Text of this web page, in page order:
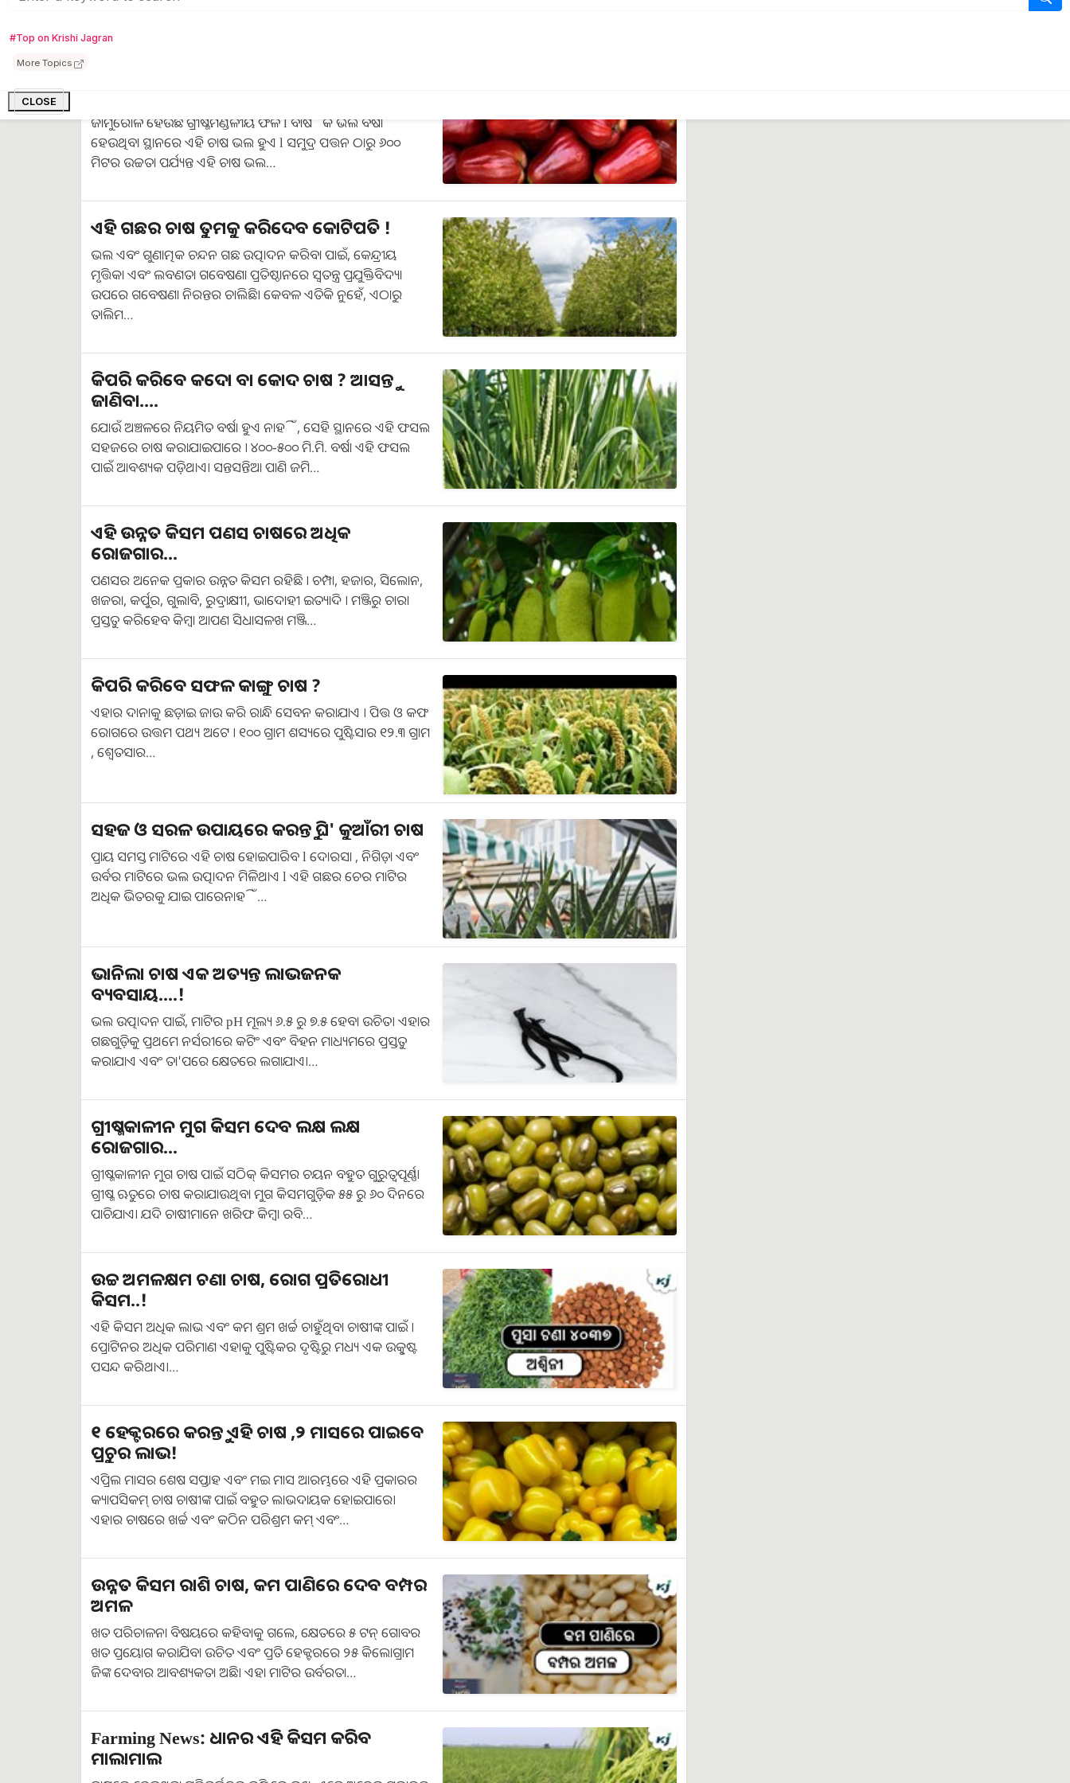
#Top on Krishi Jagran
More Topics
CLOSE
ଜାମୁରୋଳ ହେଉଛି ଗ୍ରୀଷ୍ମମଣ୍ଡଳୀୟ ଫଳ l ବାର୍ଷିକ ଭଲ ବର୍ଷା
ହେଉଥିବା ସ୍ଥାନରେ ଏହି ଚାଷ ଭଲ ହୁଏ l ସମୁଦ୍ର ପତ୍ତନ ଠାରୁ ୬୦୦
ମିଟର ଉଚ୍ଚତା ପର୍ଯ୍ୟନ୍ତ ଏହି ଚାଷ ଭଲ…
ଏହି ଗଛର ଚାଷ ତୁମକୁ କରିଦେବ କୋଟିପତି !
ଭଲ ଏବଂ ଗୁଣାତ୍ମକ ଚନ୍ଦନ ଗଛ ଉତ୍ପାଦନ କରିବା ପାଇଁ, କେନ୍ଦ୍ରୀୟ
ମୃତ୍ତିକା ଏବଂ ଲବଣତା ଗବେଷଣା ପ୍ରତିଷ୍ଠାନରେ ସ୍ୱତନ୍ତ୍ର ପ୍ରଯୁକ୍ତିବିଦ୍ୟା
ଉପରେ ଗବେଷଣା ନିରନ୍ତର ଚାଲିଛି। କେବଳ ଏତିକି ନୁହେଁ, ଏଠାରୁ
ତାଲିମ…
କିପରି କରିବେ କଦୋ ବା କୋଦ ଚାଷ ? ଆସନ୍ତୁ
ଜାଣିବା….
ଯୋଉଁ ଅଞ୍ଚଳରେ ନିୟମିତ ବର୍ଷା ହୁଏ ନାହିଁ, ସେହି ସ୍ଥାନରେ ଏହି ଫସଲ
ସହଜରେ ଚାଷ କରାଯାଇପାରେ । ୪୦୦-୫୦୦ ମି.ମି. ବର୍ଷା ଏହି ଫସଲ
ପାଇଁ ଆବଶ୍ୟକ ପଡ଼ିଥାଏ। ସନ୍ତସନ୍ତିଆ ପାଣି ଜମି…
ଏହି ଉନ୍ନତ କିସମ ପଣସ ଚାଷରେ ଅଧିକ
ରୋଜଗାର...
ପଣସର ଅନେକ ପ୍ରକାର ଉନ୍ନତ କିସମ ରହିଛି । ଚମ୍ପା, ହଜାର, ସିଲୋନ,
ଖଜରା, କର୍ପୁର, ଗୁଲାବି, ରୁଦ୍ରାକ୍ଷୀୀ, ଭାଦୋହୀ ଇତ୍ୟାଦି । ମଞ୍ଜିରୁ ଚାରା
ପ୍ରସ୍ତୁତ କରିହେବ କିମ୍ବା ଆପଣ ସିଧାସଳଖ ମଞ୍ଜି…
କିପରି କରିବେ ସଫଳ କାଙ୍ଗୁ ଚାଷ ?
ଏହାର ଦାନାକୁ ଛଡ଼ାଇ ଜାଉ କରି ରାନ୍ଧି ସେବନ କରାଯାଏ । ପିତ୍ତ ଓ କଫ
ରୋଗରେ ଉତ୍ତମ ପଥ୍ୟ ଅଟେ । ୧୦୦ ଗ୍ରାମ ଶସ୍ୟରେ ପୁଷ୍ଟିସାର ୧୨.୩ ଗ୍ରାମ
, ଶ୍ଵେତସାର…
ସହଜ ଓ ସରଳ ଉପାୟରେ କରନ୍ତୁ ଘି' କୁଆଁରୀ ଚାଷ
ପ୍ରାୟ ସମସ୍ତ ମାଟିରେ ଏହି ଚାଷ ହୋଇପାରିବ l ଦୋରସା , ନିଗିଡ଼ା ଏବଂ
ଉର୍ବର ମାଟିରେ ଭଲ ଉତ୍ପାଦନ ମିଳିଥାଏ l ଏହି ଗଛର ଚେର ମାଟିର
ଅଧିକ ଭିତରକୁ ଯାଇ ପାରେନାହିଁ…
ଭାନିଲା ଚାଷ ଏକ ଅତ୍ୟନ୍ତ ଲାଭଜନକ
ବ୍ୟବସାୟ....!
ଭଲ ଉତ୍ପାଦନ ପାଇଁ, ମାଟିର pH ମୂଲ୍ୟ ୬.୫ ରୁ ୭.୫ ହେବା ଉଚିତ। ଏହାର
ଗଛଗୁଡ଼ିକୁ ପ୍ରଥମେ ନର୍ସରୀରେ କଟିଂ ଏବଂ ବିହନ ମାଧ୍ୟମରେ ପ୍ରସ୍ତୁତ
କରାଯାଏ ଏବଂ ତା'ପରେ କ୍ଷେତରେ ଲଗାଯାଏ।…
ଗ୍ରୀଷ୍ମକାଳୀନ ମୁଗ କିସମ ଦେବ ଲକ୍ଷ ଲକ୍ଷ
ରୋଜଗାର...
ଗ୍ରୀଷ୍ମକାଳୀନ ମୁଗ ଚାଷ ପାଇଁ ସଠିକ୍ କିସମର ଚୟନ ବହୁତ ଗୁରୁତ୍ୱପୂର୍ଣ୍ଣ।
ଗ୍ରୀଷ୍ମ ଋତୁରେ ଚାଷ କରାଯାଉଥିବା ମୁଗ କିସମଗୁଡ଼ିକ ୫୫ ରୁ ୬୦ ଦିନରେ
ପାଚିଯାଏ। ଯଦି ଚାଷୀମାନେ ଖରିଫ କିମ୍ବା ରବି…
ଉଚ୍ଚ ଅମଳକ୍ଷମ ଚଣା ଚାଷ, ରୋଗ ପ୍ରତିରୋଧୀ
କିସମ..!
ଏହି କିସମ ଅଧିକ ଲାଭ ଏବଂ କମ ଶ୍ରମ ଖର୍ଚ୍ଚ ଚାହୁଁଥିବା ଚାଷୀଙ୍କ ପାଇଁ ।
ପ୍ରୋଟିନର ଅଧିକ ପରିମାଣ ଏହାକୁ ପୁଷ୍ଟିକର ଦୃଷ୍ଟିରୁ ମଧ୍ୟ ଏକ ଉତ୍କୃଷ୍ଟ
ପସନ୍ଦ କରିଥାଏ।…
୧ ହେକ୍ଟରରେ କରନ୍ତୁ ଏହି ଚାଷ ,୨ ମାସରେ ପାଇବେ
ପ୍ରଚୁର ଲାଭ!
ଏପ୍ରିଲ ମାସର ଶେଷ ସପ୍ତାହ ଏବଂ ମଇ ମାସ ଆରମ୍ଭରେ ଏହି ପ୍ରକାରର
କ୍ୟାପସିକମ୍ ଚାଷ ଚାଷୀଙ୍କ ପାଇଁ ବହୁତ ଲାଭଦାୟକ ହୋଇପାରେ।
ଏହାର ଚାଷରେ ଖର୍ଚ୍ଚ ଏବଂ କଠିନ ପରିଶ୍ରମ କମ୍ ଏବଂ…
ଉନ୍ନତ କିସମ ରାଶି ଚାଷ, କମ ପାଣିରେ ଦେବ ବମ୍ପର
ଅମଳ
ଖତ ପରିଚାଳନା ବିଷୟରେ କହିବାକୁ ଗଲେ, କ୍ଷେତରେ ୫ ଟନ୍ ଗୋବର
ଖତ ପ୍ରୟୋଗ କରାଯିବା ଉଚିତ ଏବଂ ପ୍ରତି ହେକ୍ଟରରେ ୨୫ କିଲୋଗ୍ରାମ
ଜିଙ୍କ ଦେବାର ଆବଶ୍ୟକତା ଅଛି। ଏହା ମାଟିର ଉର୍ବରତା…
Farming News: ଧାନର ଏହି କିସମ କରିବ
ମାଲାମାଲ